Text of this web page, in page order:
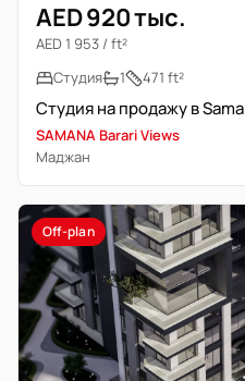
AED 920 тыс.
AED 1 953 / ft²
Студия
1 471 ft²
Студия на продажу в
SAMANA Barari Views
Маджан
Off-plan